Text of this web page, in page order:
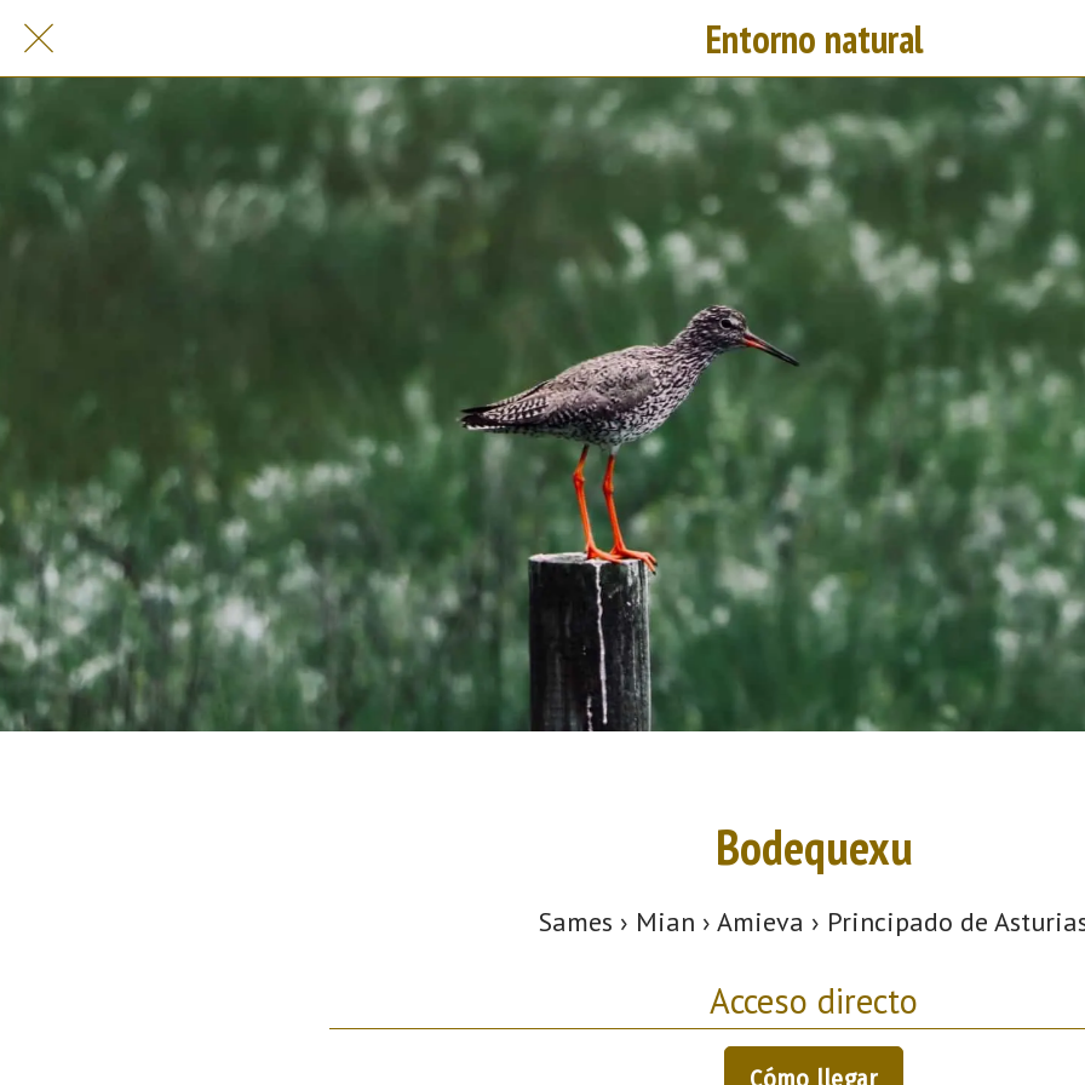
Entorno natural
Bodequexu
Sames › Mian › Amieva › Principado de
Acceso directo
Cómo llegar